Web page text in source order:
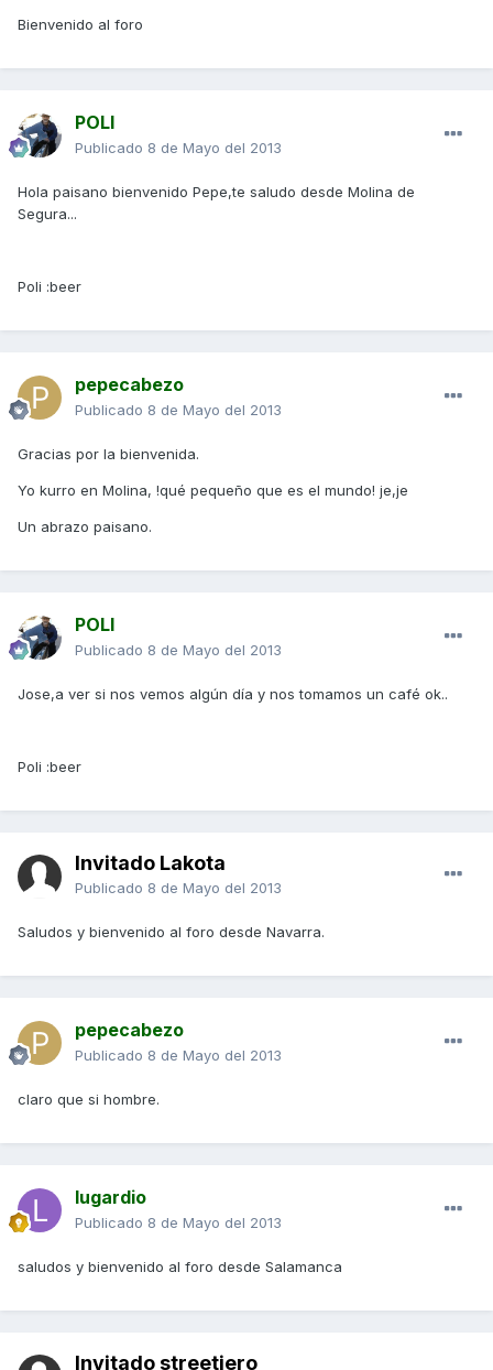
Bienvenido al foro
POLI
Publicado 8 de Mayo del 2013
Hola paisano bienvenido Pepe,te saludo desde Molina de
Segura...
Poli :beer
pepecabezo
Publicado 8 de Mayo del 2013
Gracias por la bienvenida.
Yo kurro en Molina, !qué pequeño que es el mundo! je,je
Un abrazo paisano.
POLI
Publicado 8 de Mayo del 2013
Jose,a ver si nos vemos algún día y nos tomamos un café ok..
Poli :beer
Invitado Lakota
Publicado 8 de Mayo del 2013
Saludos y bienvenido al foro desde Navarra.
pepecabezo
Publicado 8 de Mayo del 2013
claro que si hombre.
lugardio
Publicado 8 de Mayo del 2013
saludos y bienvenido al foro desde Salamanca
Invitado streetjero